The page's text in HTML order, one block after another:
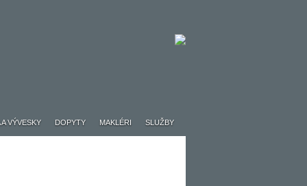
VÝVESKY DOPYTY MAKLÉRI SLUŽBY